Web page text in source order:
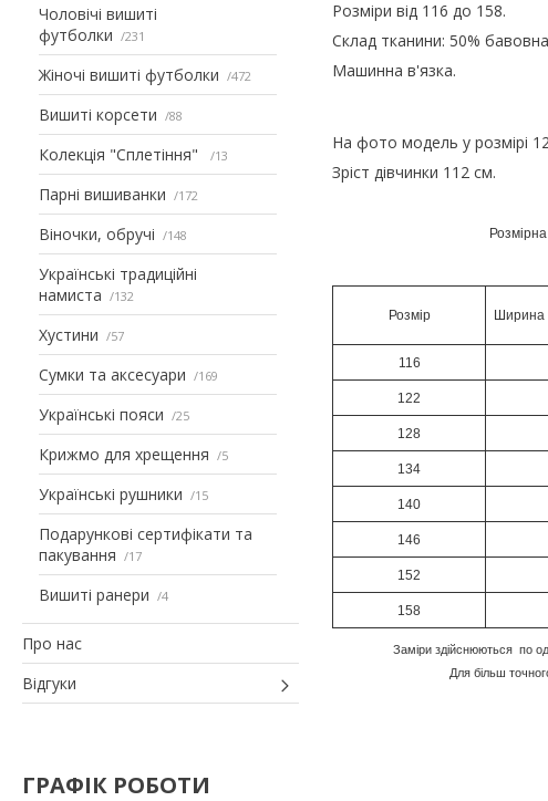
Чоловічі вишиті
футболки
231
Жіночі вишиті футболки 472
Вишиті корсети 88
Колекція "Сплетіння" 13
Парні вишиванки 172
Віночки, обручі 148
Українські традиційні
намиста
132
Хустини 57
Сумки та аксесуари 169
Українські пояси 25
Крижмо для хрещення 5
Українські рушники 15
Подарункові сертифікати та
пакування
17
Вишиті ранери 4
Про нас
Відгуки
ГРАФІК РОБОТИ
Розміри від 116 до 158.
Склад тканини: 50%
Машинна в'язка.
На фото модель у розмірі
Зріст дівчинки 112 см.
Розмір Ширина
116
122
128
134
140
146
152
158
Заміри здійснюються по
Для більш